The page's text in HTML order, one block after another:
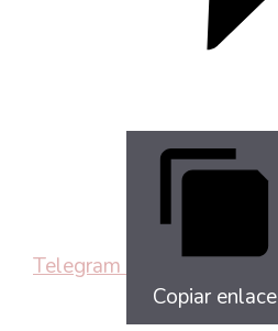
Telegram
Copiar enlace